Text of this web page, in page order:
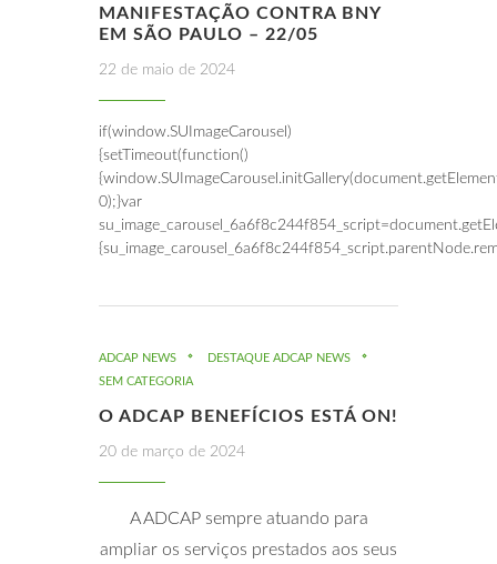
MANIFESTAÇÃO CONTRA BNY
EM SÃO PAULO – 22/05
22 de maio de 2024
if(window.SUImageCarousel)
{setTimeout(function()
0);}var
ADCAP NEWS
DESTAQUE ADCAP NEWS
SEM CATEGORIA
O ADCAP BENEFÍCIOS ESTÁ ON!
20 de março de 2024
A ADCAP sempre atuando para
ampliar os serviços prestados aos seus